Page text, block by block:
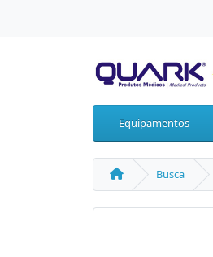
Equipamentos
Busca